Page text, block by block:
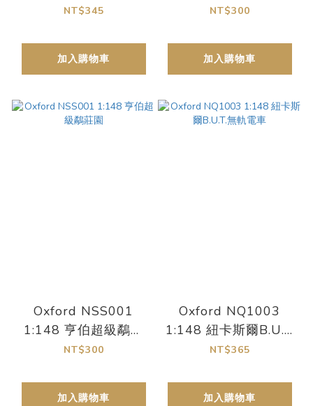
卡
NT$345
加入購物車
Snipe
NT$300
加入購物車
Oxford NSS001
1:148 亨伯超級鷸莊
園
NT$300
加入購物車
Oxford NQ1003
1:148 紐卡斯爾B.U.T.
無軌電車
NT$365
加入購物車